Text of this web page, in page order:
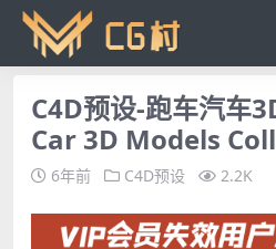
C4D预设-跑车汽车
Car 3D Models
6年前 C4D预设 2.2K